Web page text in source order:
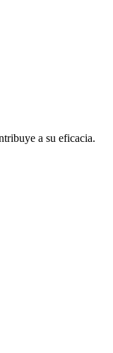
a su eficacia.